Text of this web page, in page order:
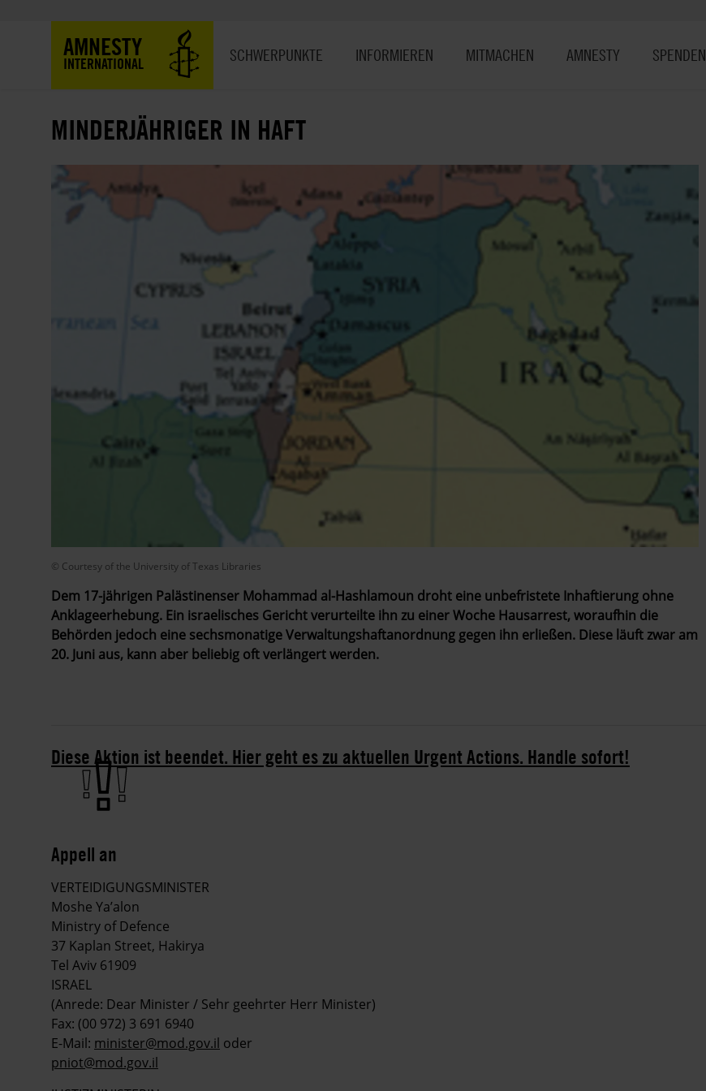
AMNESTY
INTERNATIONAL SCHWERPUNKTE INFORMIEREN MITMACHEN AMNESTY SPENDEN
MINDERJÄHRIGER IN HAFT
© Courtesy of the University of Texas Libraries
Dem 17-jährigen Palästinenser Mohammad al-Hashlamoun droht eine unbefristete Inhaftierung ohne
Anklageerhebung. Ein israelisches Gericht verurteilte ihn zu einer Woche Hausarrest, woraufhin die
Behörden jedoch eine sechsmonatige Verwaltungshaftanordnung gegen ihn erließen. Diese läuft zwar am
20. Juni aus, kann aber beliebig oft verlängert werden.
Diese Aktion ist beendet. Hier geht es zu aktuellen Urgent Actions. Handle sofort!
Appell an
VERTEIDIGUNGSMINISTER
Moshe Ya’alon
Ministry of Defence
37 Kaplan Street, Hakirya
Tel Aviv 61909
ISRAEL
(Anrede: Dear Minister / Sehr geehrter Herr Minister)
Fax: (00 972) 3 691 6940
E-Mail: minister@mod.gov.il oder
pniot@mod.gov.il